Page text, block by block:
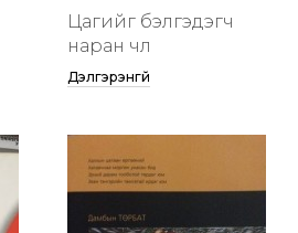
Цагийг бэлгэдэгч
наран чөлөө
Дэлгэрэнгүй